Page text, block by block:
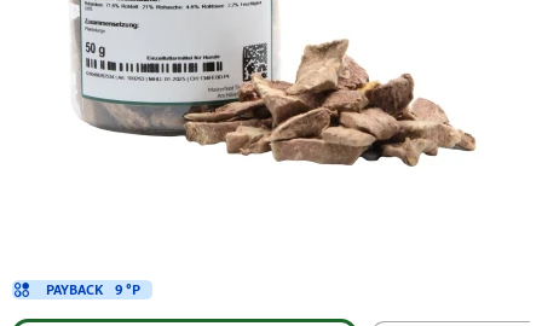
PAYBACK 9 °P